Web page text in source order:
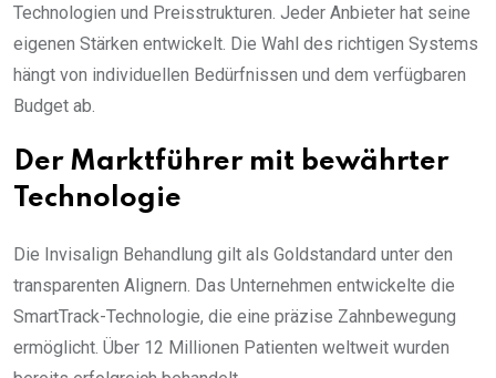
Technologien und Preisstrukturen. Jeder Anbieter hat seine
eigenen Stärken entwickelt. Die Wahl des richtigen Systems
hängt von individuellen Bedürfnissen und dem verfügbaren
Budget ab.
Der Marktführer mit bewährter
Technologie
Die Invisalign Behandlung gilt als Goldstandard unter den
transparenten Alignern. Das Unternehmen entwickelte die
SmartTrack-Technologie, die eine präzise Zahnbewegung
ermöglicht. Über 12 Millionen Patienten weltweit wurden